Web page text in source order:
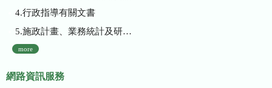
4.行政指導有關文書
5.施政計畫、業務統計及研究報告
more
網路資訊服務